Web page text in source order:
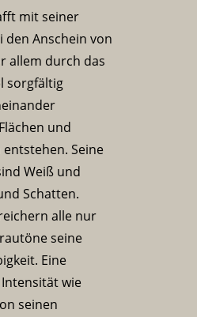
mit seiner
den Anschein von
allem durch das
sorgfältig
und
Seine
Weiß und
Schatten.
alle nur
seine
Eine
wie
seinen